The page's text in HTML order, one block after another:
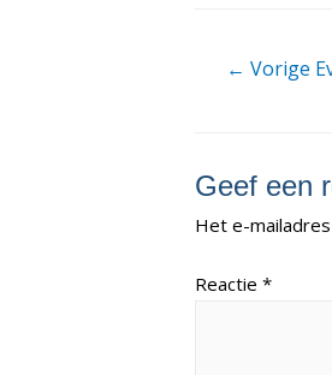
Berichtnavigatie
← Vorige
Geef een
Het e-
Reactie *